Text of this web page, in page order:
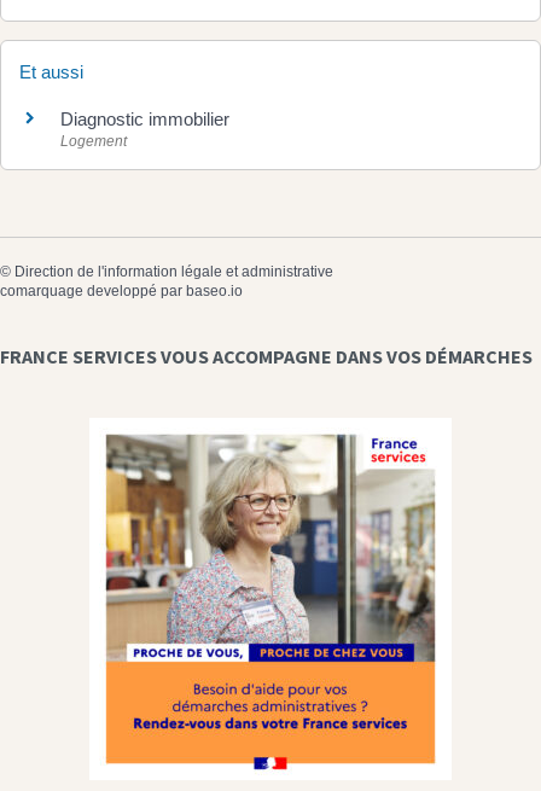
Et aussi
Diagnostic immobilier
Logement
© Direction de l'information légale et administrative
comarquage developpé par baseo.io
FRANCE SERVICES VOUS ACCOMPAGNE DANS VOS DÉMARCHES